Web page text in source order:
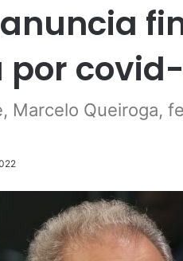
Marcelo Queiroga,